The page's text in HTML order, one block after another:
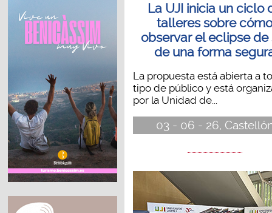
La UJI inicia un ciclo
talleres sobre
observar el eclipse de
de una forma
La propuesta está abierta a
tipo de público y está
por la Unidad de...
03 - 06 - 26,